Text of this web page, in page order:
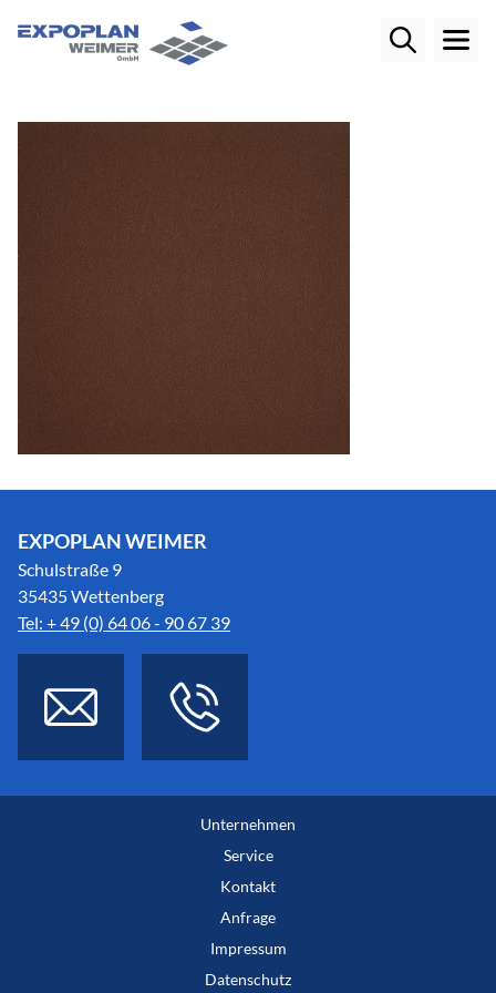
EXPOPLAN WEIMER
Schulstraße 9
35435 Wettenberg
Tel: + 49 (0) 64 06 - 90 67 39
Unternehmen
Service
Kontakt
Anfrage
Impressum
Datenschutz